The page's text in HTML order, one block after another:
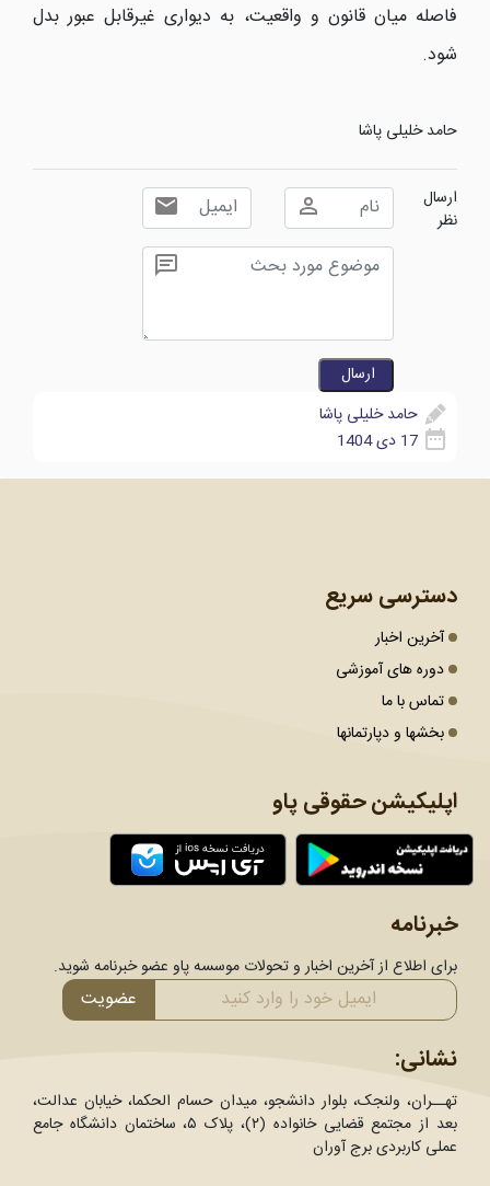
فاصله میان قانون و واقعیت، به دیواری غیرقابل عبور بدل
شود.
حامد خلیلی پاشا
ارسال
نظر
حامد خلیلی پاشا
دسترسی سریع
آخرین اخبار
دوره های آموزشی
تماس با ما
بخشها و دپارتمانها
اپلیکیشن حقوقی پاو
خبرنامه
برای اطلاع از آخرین اخبار و تحولات موسسه پاو عضو خبرنامه شوید.
عضویت
نشانی:
تهــران، ولنجک، بلوار دانشجو، میدان حسام الحکما، خیابان عدالت،
بعد از مجتمع قضایی خانواده (۲)، پلاک ۵، ساختمان دانشگاه جامع
عملی کاربردی برج آوران